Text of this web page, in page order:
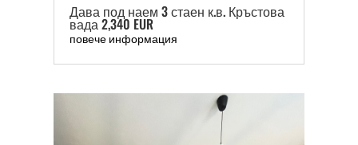
Дава под наем 3 стаен к.в. Кръстова
вада 2,340 EUR
повече информация